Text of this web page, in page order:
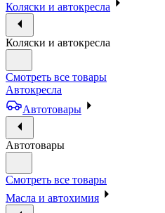
Коляски и автокресла
Коляски и автокресла
Смотреть все товары
Автокресла
Автотовары
Автотовары
Смотреть все товары
Масла и автохимия